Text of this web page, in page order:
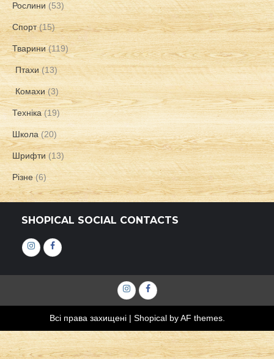
Рослини (53)
Спорт (15)
Тварини (119)
Птахи (13)
Комахи (3)
Техніка (19)
Школа (20)
Шрифти (13)
Різне (6)
SHOPICAL SOCIAL CONTACTS
ІнстаграмФейсбук
ІнстаграмФейсбук
Всі права захищені | Shopicalby AF themes.